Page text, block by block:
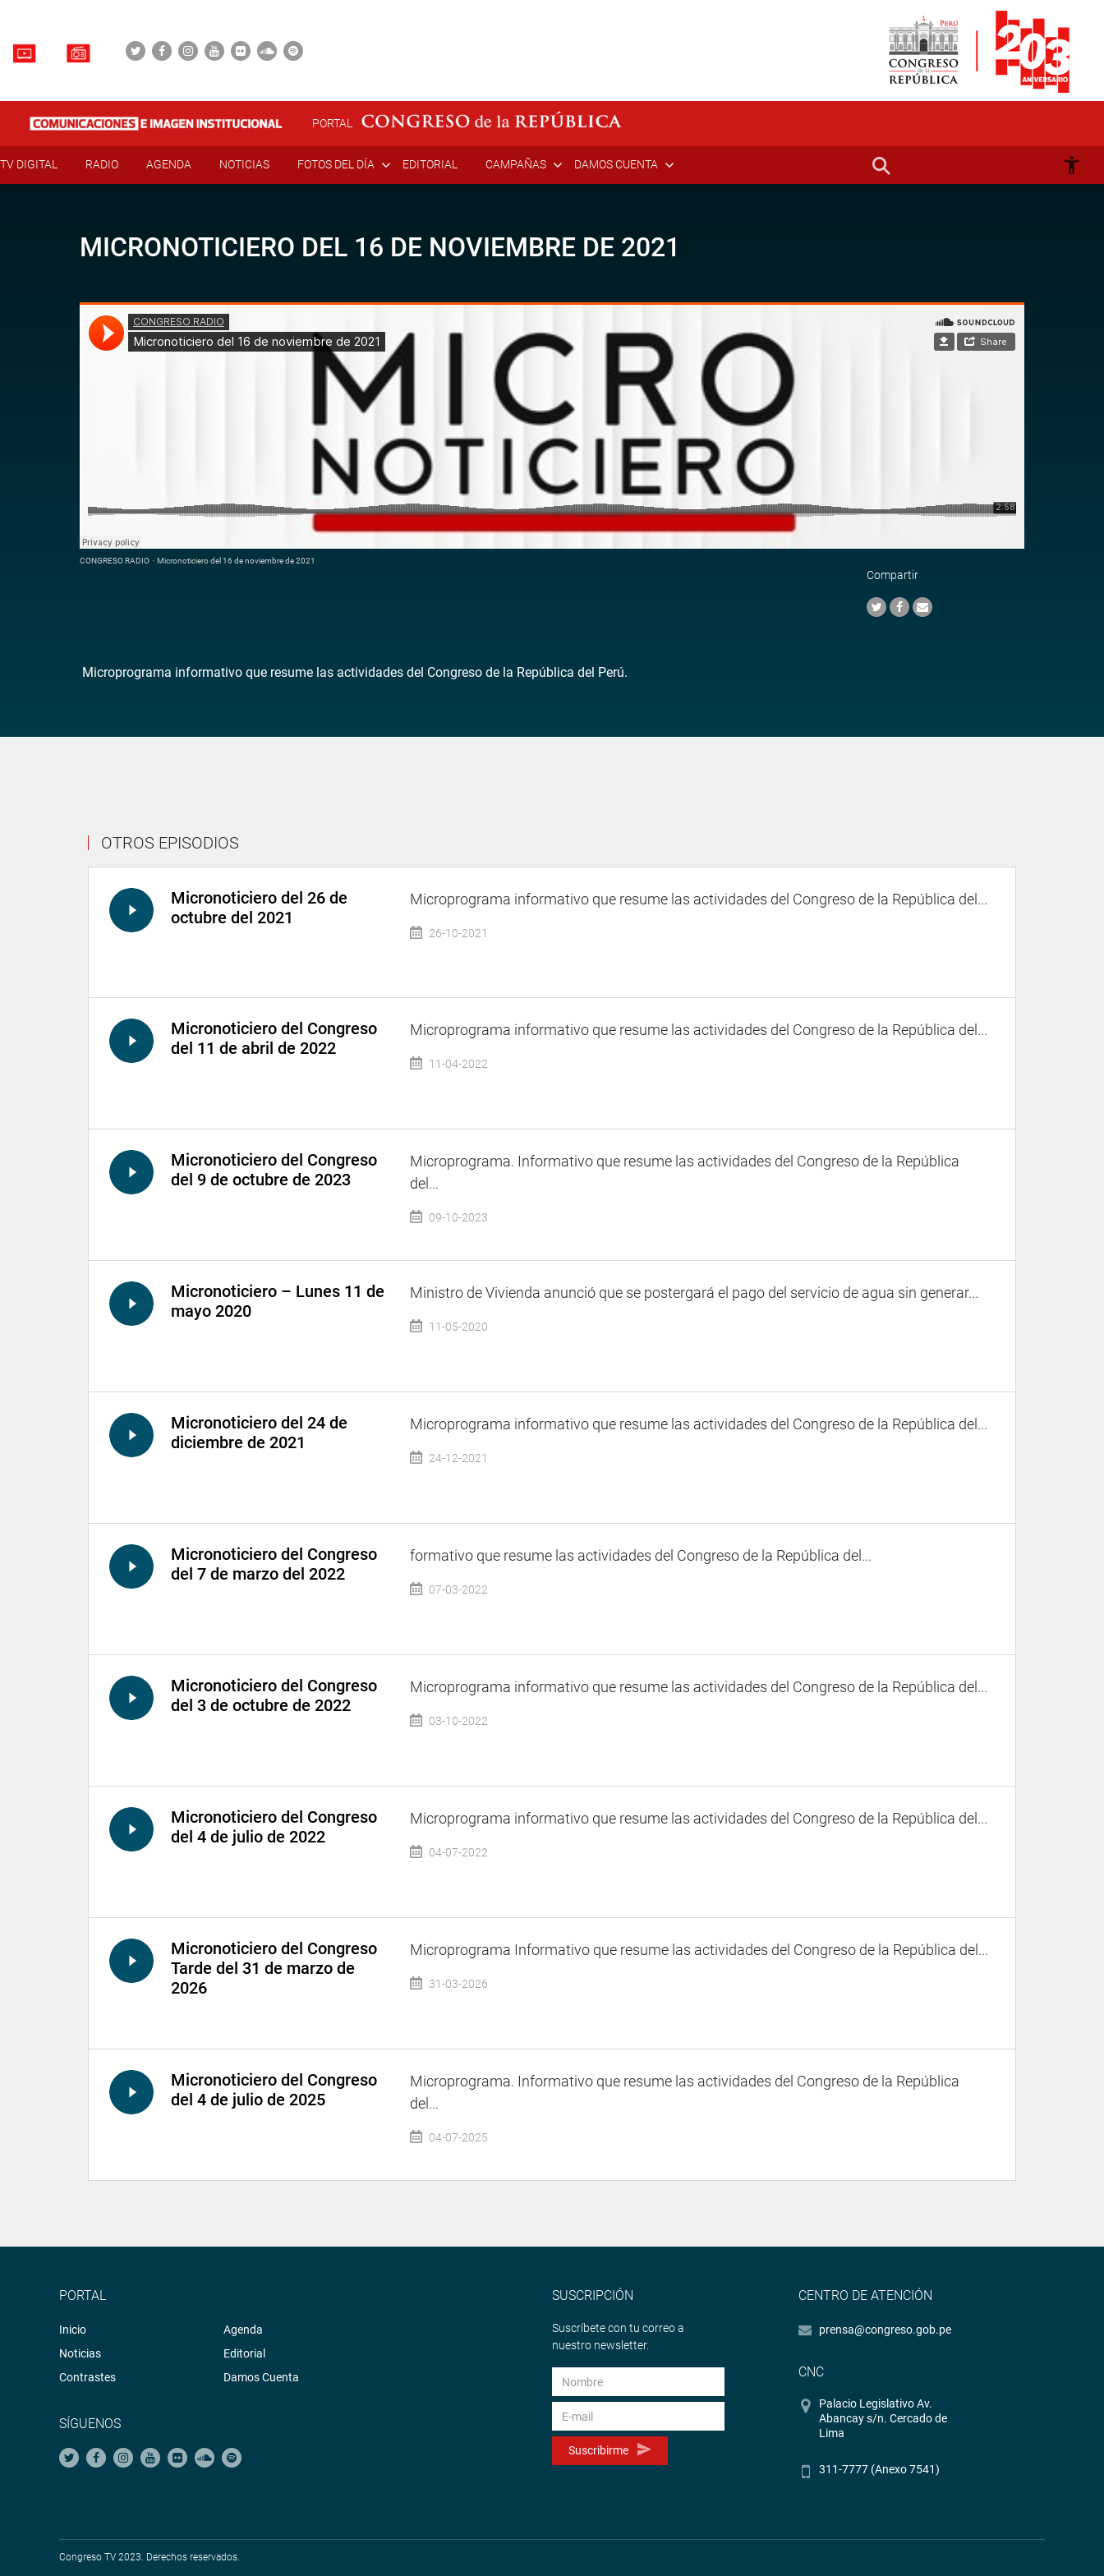
PORTAL
TV DIGITAL RADIO AGENDA NOTICIAS FOTOS DEL DÍA EDITORIAL CAMPAÑAS DAMOS CUENTA
MICRONOTICIERO DEL 16 DE NOVIEMBRE DE 2021
CONGRESO RADIO · Micronoticiero del 16 de noviembre de 2021
Compartir
Microprograma informativo que resume las actividades del Congreso de la República del Perú.
OTROS EPISODIOS
Micronoticiero del 26 de
octubre del 2021
Microprograma informativo que resume las actividades del Congreso de la República del...
26-10-2021
Micronoticiero del Congreso
del 11 de abril de 2022
Microprograma informativo que resume las actividades del Congreso de la República del...
11-04-2022
Micronoticiero del Congreso
del 9 de octubre de 2023
Microprograma. Informativo que resume las actividades del Congreso de la República
del...
09-10-2023
Micronoticiero – Lunes 11 de
mayo 2020
Ministro de Vivienda anunció que se postergará el pago del servicio de agua sin generar...
11-05-2020
Micronoticiero del 24 de
diciembre de 2021
Microprograma informativo que resume las actividades del Congreso de la República del...
24-12-2021
Micronoticiero del Congreso
del 7 de marzo del 2022
formativo que resume las actividades del Congreso de la República del...
07-03-2022
Micronoticiero del Congreso
del 3 de octubre de 2022
Microprograma informativo que resume las actividades del Congreso de la República del...
03-10-2022
Micronoticiero del Congreso
del 4 de julio de 2022
Microprograma informativo que resume las actividades del Congreso de la República del...
04-07-2022
Micronoticiero del Congreso
Tarde del 31 de marzo de
2026
Microprograma Informativo que resume las actividades del Congreso de la República del...
31-03-2026
Micronoticiero del Congreso
del 4 de julio de 2025
Microprograma. Informativo que resume las actividades del Congreso de la República
del...
04-07-2025
PORTAL
Inicio
Noticias
Contrastes
Agenda
Editorial
Damos Cuenta
SÍGUENOS
SUSCRIPCIÓN
Suscríbete con tu correo a
nuestro newsletter.
Suscribirme
CENTRO DE ATENCIÓN
prensa@congreso.gob.pe
CNC
Palacio Legislativo Av.
Abancay s/n. Cercado de
Lima
311-7777 (Anexo 7541)
Congreso TV 2023. Derechos reservados.